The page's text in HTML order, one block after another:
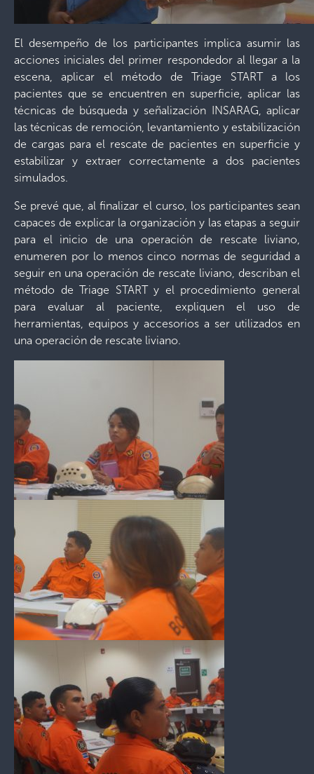
El desempeño de los participantes implica asumir las
acciones iniciales del primer respondedor al llegar a la
escena, aplicar el método de Triage START a los
pacientes que se encuentren en superficie, aplicar las
técnicas de búsqueda y señalización INSARAG, aplicar
las técnicas de remoción, levantamiento y estabilización
de cargas para el rescate de pacientes en superficie y
estabilizar y extraer correctamente a dos pacientes
simulados.
Se prevé que, al finalizar el curso, los participantes sean
capaces de explicar la organización y las etapas a seguir
para el inicio de una operación de rescate liviano,
enumeren por lo menos cinco normas de seguridad a
seguir en una operación de rescate liviano, describan el
método de Triage START y el procedimiento general
para evaluar al paciente, expliquen el uso de
herramientas, equipos y accesorios a ser utilizados en
una operación de rescate liviano.